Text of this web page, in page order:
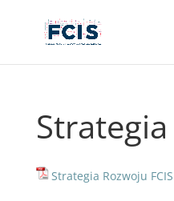
Strategia Rozwoju